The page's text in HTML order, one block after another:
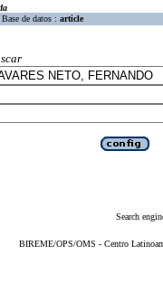
Base de datos : article
Search
BIREME/OPS/OMS - Centro